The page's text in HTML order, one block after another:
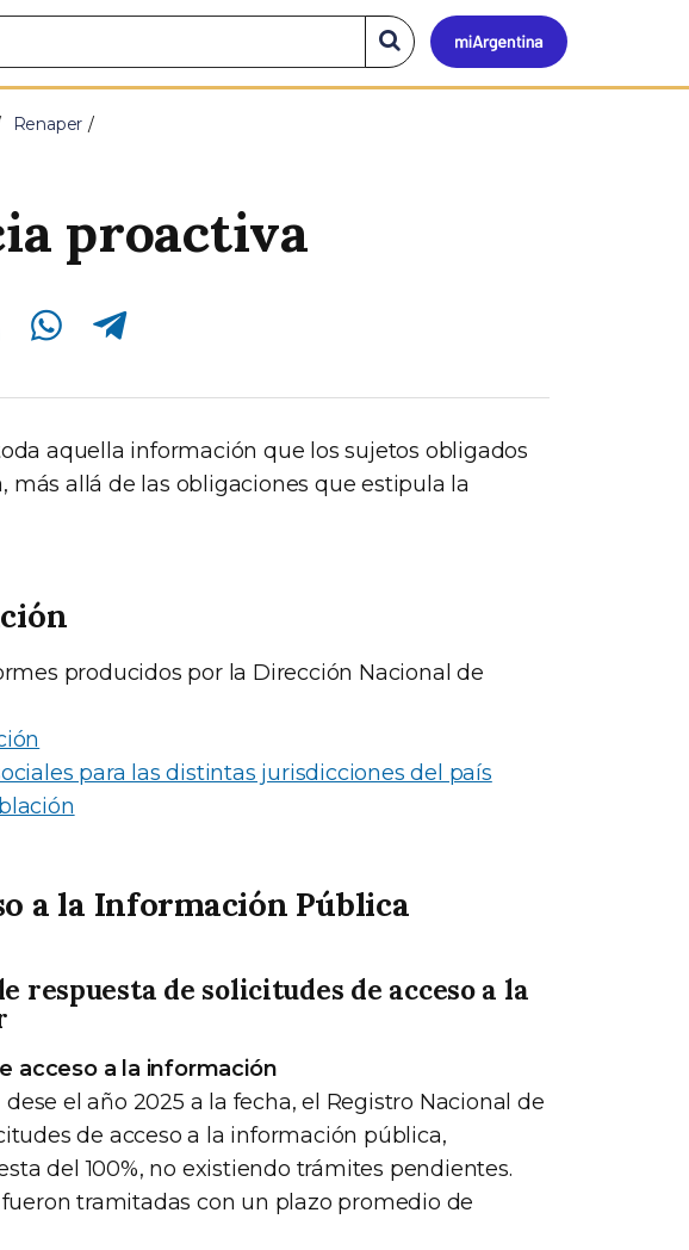
Mi
Buscar
en
el
Renaper
proactiva
Compartir en Whatsapp Compartir en Telegram
aquella información que los sujetos obligados
allá de las obligaciones que estipula la
producidos por la Dirección Nacional de
para las distintas jurisdicciones del país
a la Información Pública
respuesta de solicitudes de acceso a la
acceso a la información
el año 2025 a la fecha, el Registro Nacional de
de acceso a la información pública,
del 100%, no existiendo trámites pendientes.
tramitadas con un plazo promedio de